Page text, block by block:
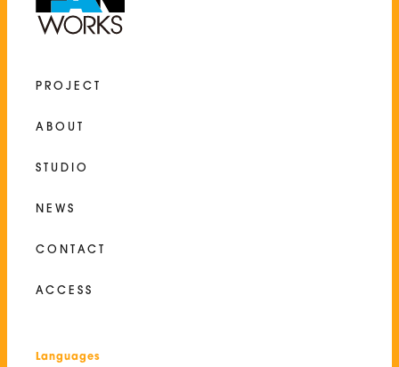
PROJECT
ABOUT
STUDIO
NEWS
CONTACT
ACCESS
Languages